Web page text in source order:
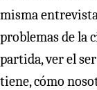
misma
problemas de la
partida, ver el
tiene, cómo